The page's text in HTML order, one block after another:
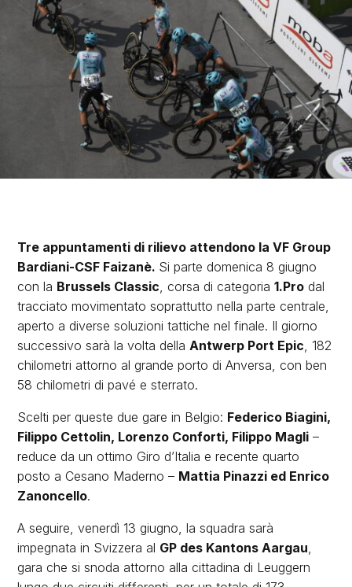
Tre appuntamenti di rilievo attendono la VF Group
Bardiani-CSF Faizanè. Si parte domenica 8 giugno
con la Brussels Classic , corsa di categoria1.Pro dal
tracciato movimentato soprattutto nella parte centrale,
aperto a diverse soluzioni tattiche nel finale. Il giorno
successivo sarà la volta della Antwerp Port Epic , 182
chilometri attorno al grande porto di Anversa, con ben
58 chilometri di pavé e sterrato.
Scelti per queste due gare in Belgio: Federico Biagini,
Filippo Cettolin, Lorenzo Conforti, Filippo Magli –
reduce da un ottimo Giro d’Italia e recente quarto
posto a Cesano Maderno – Mattia Pinazzi ed Enrico
Zanoncello.
A seguire, venerdì 13 giugno, la squadra sarà
impegnata in Svizzera al GP des Kantons Aargau
gara che si snoda attorno alla cittadina di Leuggern